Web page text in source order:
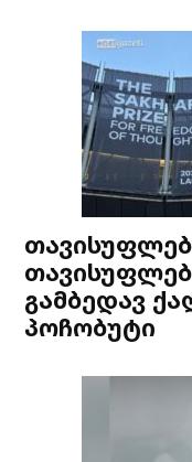
გამბედავ
პოჩობუტი